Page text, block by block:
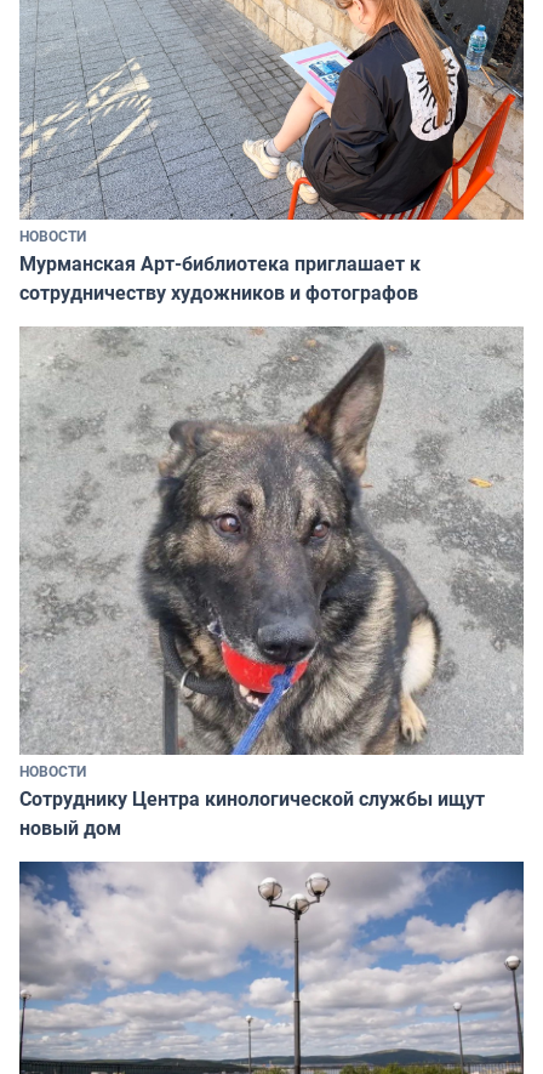
НОВОСТИ
Мурманская Арт-библиотека приглашает к
сотрудничеству художников и фотографов
НОВОСТИ
Сотруднику Центра кинологической службы ищут
новый дом